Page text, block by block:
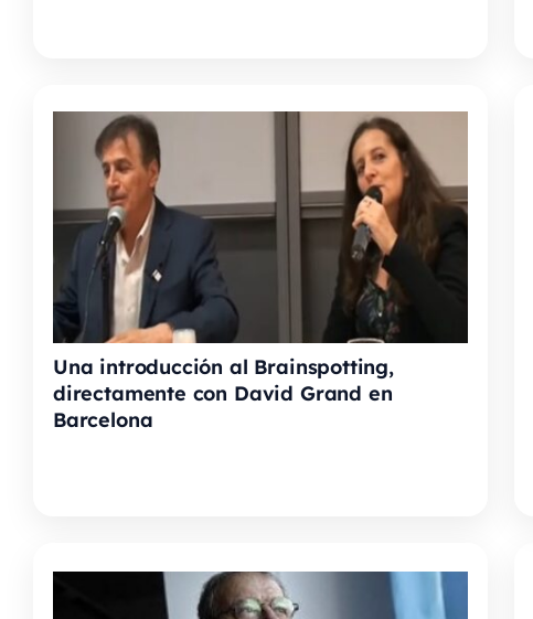
Una introducción al Brainspotting,
directamente con David Grand en
Barcelona